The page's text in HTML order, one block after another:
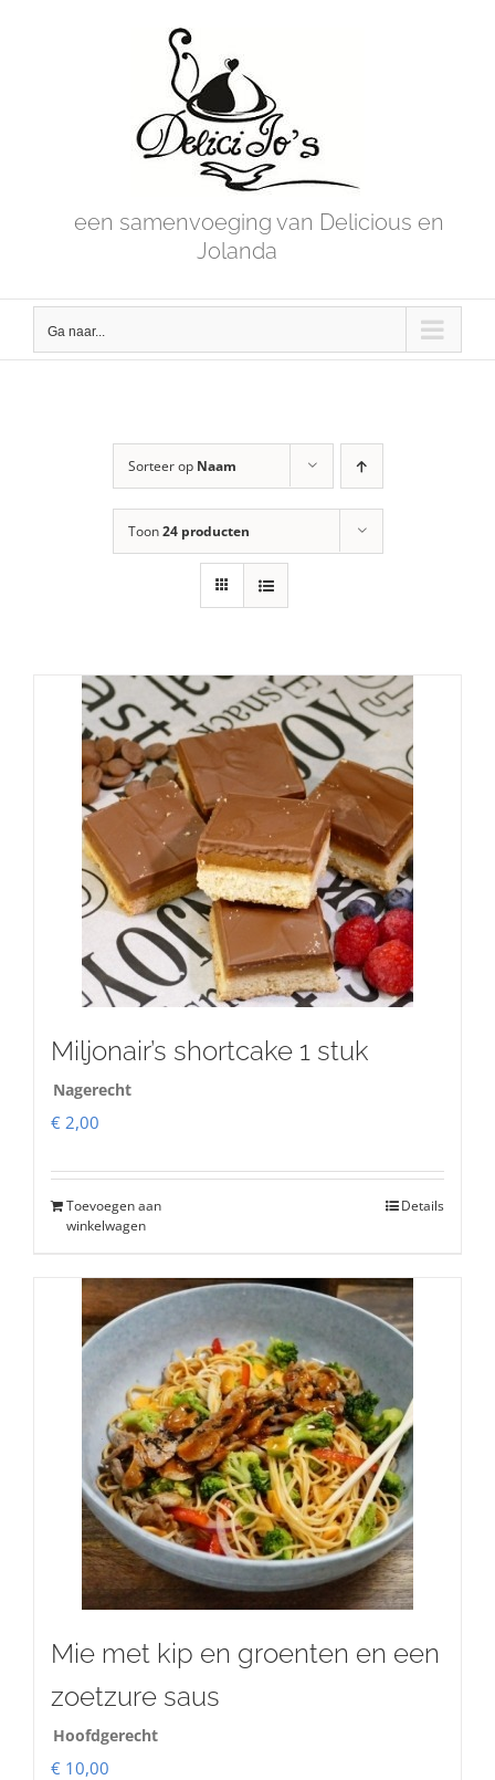
een samenvoeging van Delicious en
Jolanda
Ga naar...
Sorteer op Naam
Toon24 producten
Miljonair’s shortcake 1 stuk
Nagerecht
€ 2,00
Toevoegen aan
winkelwagen
Details
Mie met kip en groenten en een
zoetzure saus
Hoofdgerecht
€ 10,00